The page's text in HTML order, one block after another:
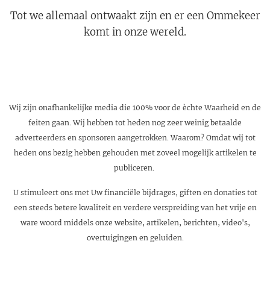
Tot we allemaal ontwaakt zijn en er een Ommekeer
komt in onze wereld.
Wij zijn onafhankelijke media die 100% voor de èchte Waarheid en de
feiten gaan. Wij hebben tot heden nog zeer weinig betaalde
adverteerders en sponsoren aangetrokken. Waarom? Omdat wij tot
heden ons bezig hebben gehouden met zoveel mogelijk artikelen te
publiceren.
U stimuleert ons met Uw financiële bijdrages, giften en donaties tot
een steeds betere kwaliteit en verdere verspreiding van het vrije en
ware woord middels onze website, artikelen, berichten, video's,
overtuigingen en geluiden.